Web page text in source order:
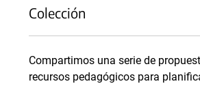
Colección
Compartimos una serie de
recursos pedagógicos para